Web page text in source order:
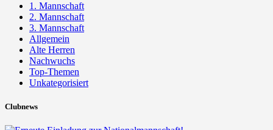
1. Mannschaft
2. Mannschaft
3. Mannschaft
Allgemein
Alte Herren
Nachwuchs
Top-Themen
Unkategorisiert
Clubnews